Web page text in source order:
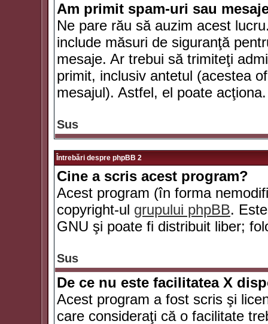
Am primit spam-uri sau
Ne pare rău să auzim acest
include măsuri de siguranţă
mesaje. Ar trebui să trimiteţi
primit, inclusiv antetul (acestea
mesajul). Astfel, el poate acţiona.
Sus
Întrebări despre phpBB 2
Cine a scris acest program?
Acest program (în forma
copyright-ul grupului phpBB.
GNU şi poate fi distribuit liber;
Sus
De ce nu este facilitatea X
Acest program a fost scris şi
care consideraţi că o facilitate